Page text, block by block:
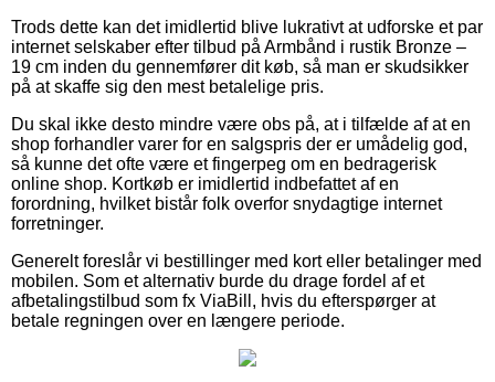
Trods dette kan det imidlertid blive lukrativt at udforske et par
internet selskaber efter tilbud på Armbånd i rustik Bronze –
19 cm inden du gennemfører dit køb, så man er skudsikker
på at skaffe sig den mest betalelige pris.
Du skal ikke desto mindre være obs på, at i tilfælde af at en
shop forhandler varer for en salgspris der er umådelig god,
så kunne det ofte være et fingerpeg om en bedragerisk
online shop. Kortkøb er imidlertid indbefattet af en
forordning, hvilket bistår folk overfor snydagtige internet
forretninger.
Generelt foreslår vi bestillinger med kort eller betalinger med
mobilen. Som et alternativ burde du drage fordel af et
afbetalingstilbud som fx ViaBill, hvis du efterspørger at
betale regningen over en længere periode.